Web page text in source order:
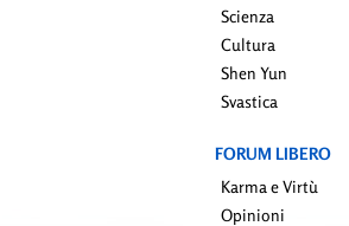
Scienza
Cultura
Shen Yun
Svastica
FORUM LIBERO
Karma e Virtù
Opinioni